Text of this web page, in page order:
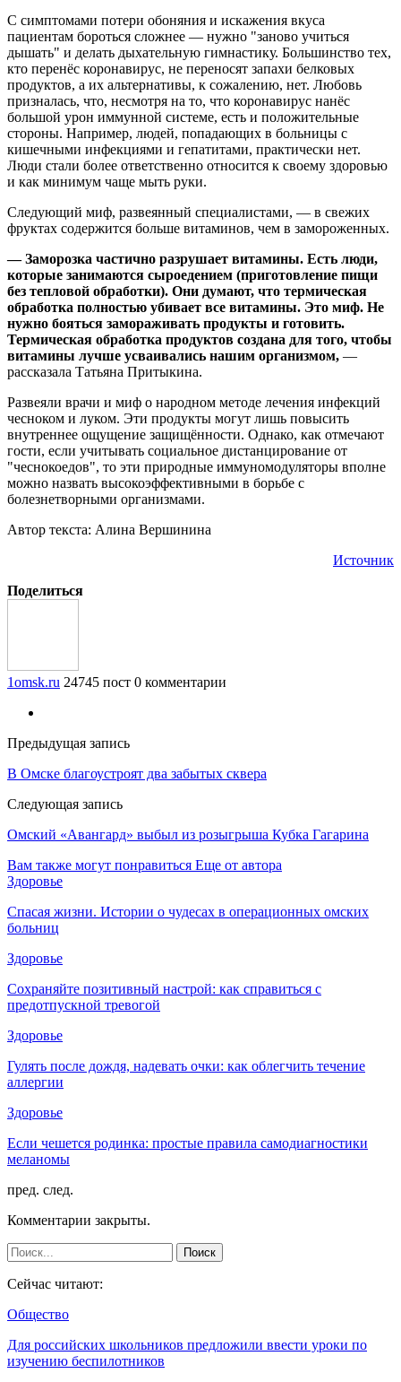
С симптомами потери обоняния и искажения вкуса
пациентам бороться сложнее — нужно "заново учиться
дышать" и делать дыхательную гимнастику. Большинство тех,
кто перенёс коронавирус, не переносят запахи белковых
продуктов, а их альтернативы, к сожалению, нет. Любовь
призналась, что, несмотря на то, что коронавирус нанёс
большой урон иммунной системе, есть и положительные
стороны. Например, людей, попадающих в больницы с
кишечными инфекциями и гепатитами, практически нет.
Люди стали более ответственно относится к своему здоровью
и как минимум чаще мыть руки.
Следующий миф, развеянный специалистами, — в свежих
фруктах содержится больше витаминов, чем в замороженных.
— Заморозка частично разрушает витамины. Есть люди,
которые занимаются сыроедением (приготовление пищи
без тепловой обработки). Они думают, что термическая
обработка полностью убивает все витамины. Это миф. Не
нужно бояться замораживать продукты и готовить.
Термическая обработка продуктов создана для того, чтобы
витамины лучше усваивались нашим организмом, —
рассказала Татьяна Притыкина.
Развеяли врачи и миф о народном методе лечения инфекций
чесноком и луком. Эти продукты могут лишь повысить
внутреннее ощущение защищённости. Однако, как отмечают
гости, если учитывать социальное дистанцирование от
"чеснокоедов", то эти природные иммуномодуляторы вполне
можно назвать высокоэффективными в борьбе с
болезнетворными организмами.
Автор текста: Алина Вершинина
Источник
Поделиться
1omsk.ru 24745 пост 0 комментарии
Предыдущая запись
В Омске благоустроят два забытых сквера
Следующая запись
Омский «Авангард» выбыл из розыгрыша Кубка Гагарина
Вам также могут понравиться Еще от автора
Здоровье
Спасая жизни. Истории о чудесах в операционных омских
больниц
Здоровье
Сохраняйте позитивный настрой: как справиться с
предотпускной тревогой
Здоровье
Гулять после дождя, надевать очки: как облегчить течение
аллергии
Здоровье
Если чешется родинка: простые правила самодиагностики
меланомы
пред. след.
Комментарии закрыты.
Сейчас читают:
Общество
Для российских школьников предложили ввести уроки по
изучению беспилотников